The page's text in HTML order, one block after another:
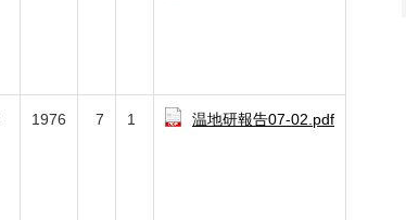
1976 7 1 温地研報告07-02.pdf